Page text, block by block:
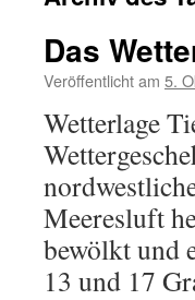
Das
Veröffentlicht am 5.
Wetterlage
Meeresluft
bewölkt und
13 und 17